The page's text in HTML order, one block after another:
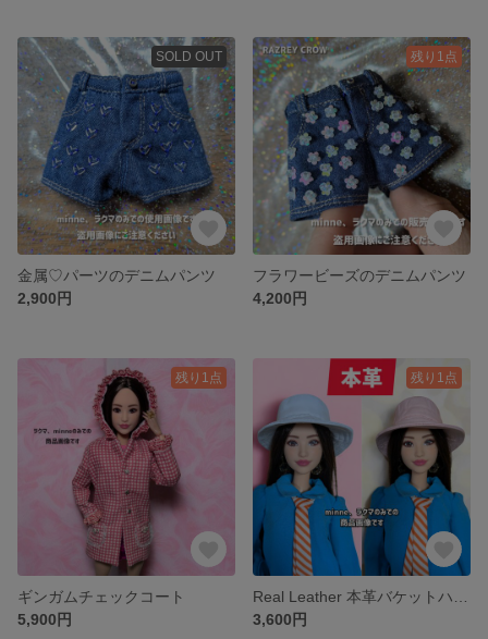
SOLD OUT
金属♡パーツのデニムパンツ
2,900円
残り1点
フラワービーズのデニムパンツ
4,200円
残り1点
ギンガムチェックコート
5,900円
残り1点
3,600円